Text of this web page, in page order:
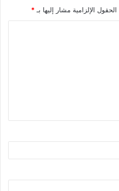
الحقول الإلزامية مشار إليها بـ *